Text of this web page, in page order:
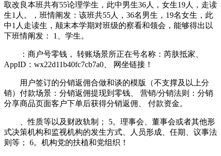
取改良本班共有55论理学生，此中男生36人，女生19人，走读
生1人。，班情阐发：该班共55人，36名男生，19名女生，此
中1人走读生，颠末本学期对班级的察看和领会，能够得出以
下班情阐发： 1、学生。
：商户号零钱， 转账场景所正在号名称：芮肤抵家、
AppID：wx22d11b40fc7cb7a0、 网坐链接！
用户签订的分销返佣合做和谈的模版（不支撑及以上分
销）付款场景：分销返佣提现到零钱、 营销/分销法则：分销
分享商品页面客户下单后获得分销返佣、 付款资金。
、性质等以及财政轨制； 5。理事会、董事会或者其他形
式决策机构和监视机构的发生方式、人员形成、任期、议事法
则等； 6。机构党的扶植和党组织！